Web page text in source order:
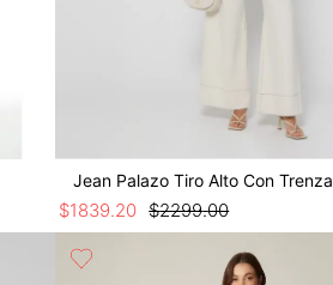
Jean Palazo Tiro Alto Con Trenza
$2299.00
$1839.20